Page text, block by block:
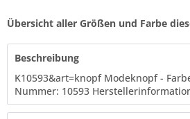
Übersicht aller Größen und Farbe
Beschreibung
K10593&art=knopf Modeknopf -
Nummer: 10593